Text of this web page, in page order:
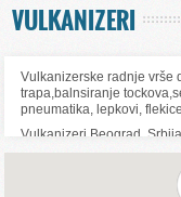
VULKANIZERI
Vulkanizerske radnje vrše
trapa,balnsiranje
pneumatika, lepkovi,
Vulkanizeri Beograd,